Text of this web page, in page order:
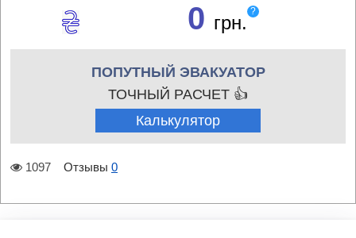
0 грн.
?
ПОПУТНЫЙ ЭВАКУАТОР
ТОЧНЫЙ РАСЧЕТ 👍
Калькулятор
1097 Отзывы 0